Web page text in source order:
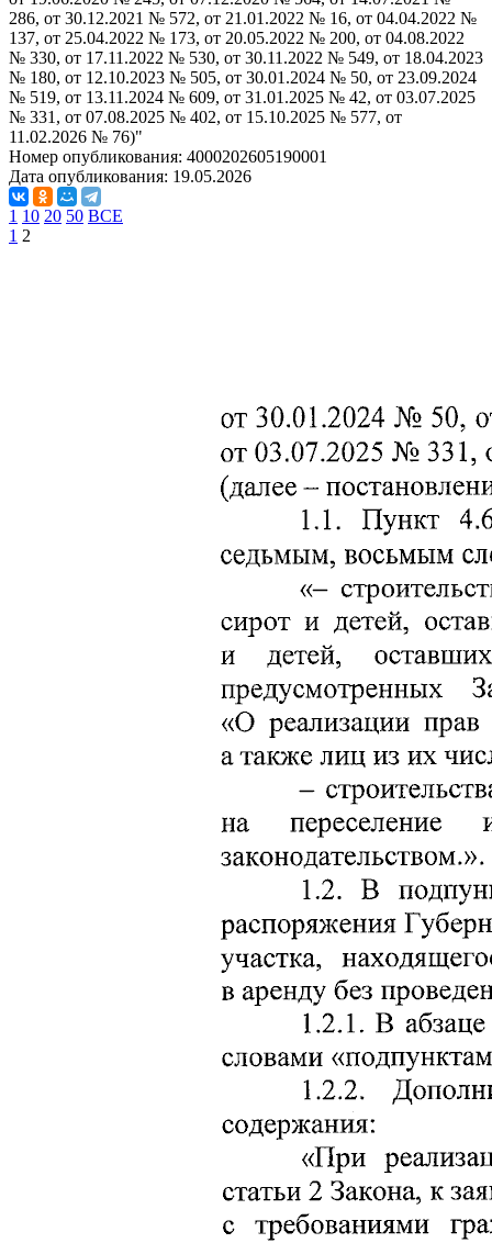
286, от 30.12.2021 № 572, от 21.01.2022 № 16, от 04.04.2022 №
137, от 25.04.2022 № 173, от 20.05.2022 № 200, от 04.08.2022
№ 330, от 17.11.2022 № 530, от 30.11.2022 № 549, от 18.04.2023
№ 180, от 12.10.2023 № 505, от 30.01.2024 № 50, от 23.09.2024
№ 519, от 13.11.2024 № 609, от 31.01.2025 № 42, от 03.07.2025
№ 331, от 07.08.2025 № 402, от 15.10.2025 № 577, от
11.02.2026 № 76)"
Номер опубликования: 4000202605190001
Дата опубликования: 19.05.2026
1 10 20 50 ВСЕ
1 2